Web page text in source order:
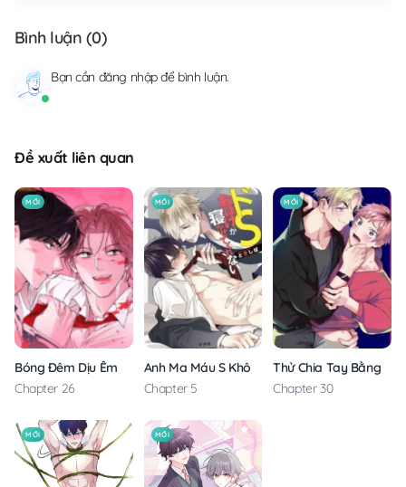
Bình luận (0)
Bạn cần đăng nhậpđể bình luận.
Đề xuất liên quan
MỚI
Bóng Đêm Dịu Êm
Chapter 26
MỚI
Anh Ma Máu S Không Cho Tôi Ngủ Yên
Chapter 5
MỚI
Thử Chia Tay Bằng
Chapter 30
MỚI MỚI